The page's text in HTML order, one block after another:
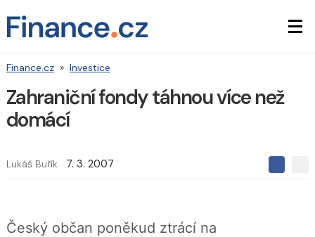
Finance.cz » Investice
Zahraniční fondy táhnou více než
domácí
Lukáš Buřík 7. 3. 2007
SS
Český občan poněkud ztrácí na